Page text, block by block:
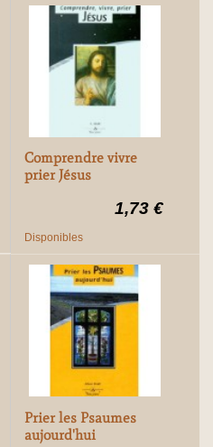
Comprendre vivre
prier Jésus
1,73 €
Disponibles
Prier les Psaumes
aujourd'hui